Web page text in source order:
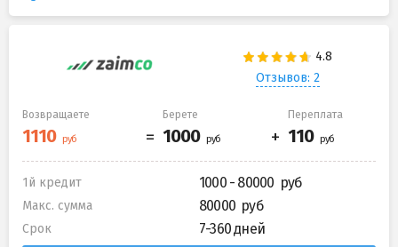
Отзывов: 2
Возвращаете Берете Переплата
1й кредит 1000 - 80000
Макс. сумма 80000
Срок 7-360 дней